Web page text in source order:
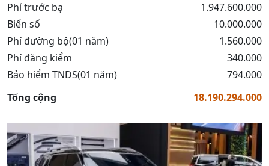
Phí trước bạ
1.947.600.000
Biển số
10.000.000
Phí đường bộ(01 năm)
1.560.000
Phí đăng kiểm
340.000
Bảo hiểm TNDS(01 năm)
794.000
Tổng cộng
18.190.294.000